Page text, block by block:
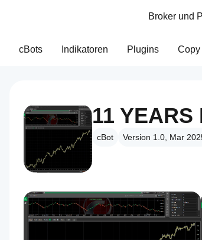
Broker und
cBots Indikatoren Plugins Copy
11 YEARS
cBot Version 1.0, Mar